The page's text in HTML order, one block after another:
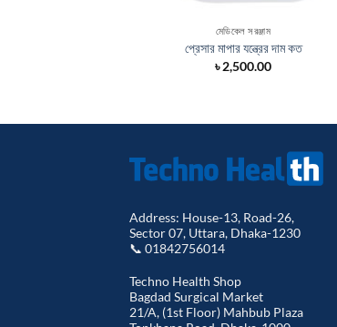
মেডিকেল সরঞ্জাম
প্রেসার মাপার যন্ত্রের দাম কত
৳2,500.00
Address: House-13, Road-26,
Sector 07, Uttara, Dhaka-1230
📞 01842756014
Techno Health Shop
Bagdad Surgical Market
21/A, (1st Floor) Mahbub Plaza